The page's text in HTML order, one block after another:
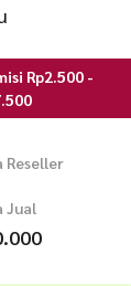
Rp2.500 -
Reseller
Jual